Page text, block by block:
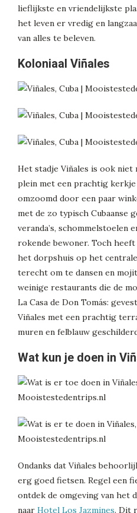
lieflijkste en vriendelijkste
het leven er vredig en
van alles te beleven.
Koloniaal Viñales
Het stadje Viñales is ook niet
plein met een prachtig
omzoomd door een paar
met de zo typisch Cubaanse
veranda’s, schommelstoelen
rokende bewoner. Toch
het dorpshuis op het
terecht om te dansen en
weinige restaurants die de
La Casa de Don Tomás:
Viñales met een prachtig
muren en felblauw
Wat kun je doen in
Ondanks dat Viñales
erg goed fietsen. Regel een
ontdek de omgeving van het
naar Hotel Los Jazmines. Dit